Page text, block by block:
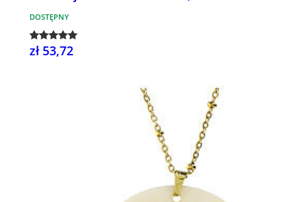
DOSTĘPNY
zł 53,72